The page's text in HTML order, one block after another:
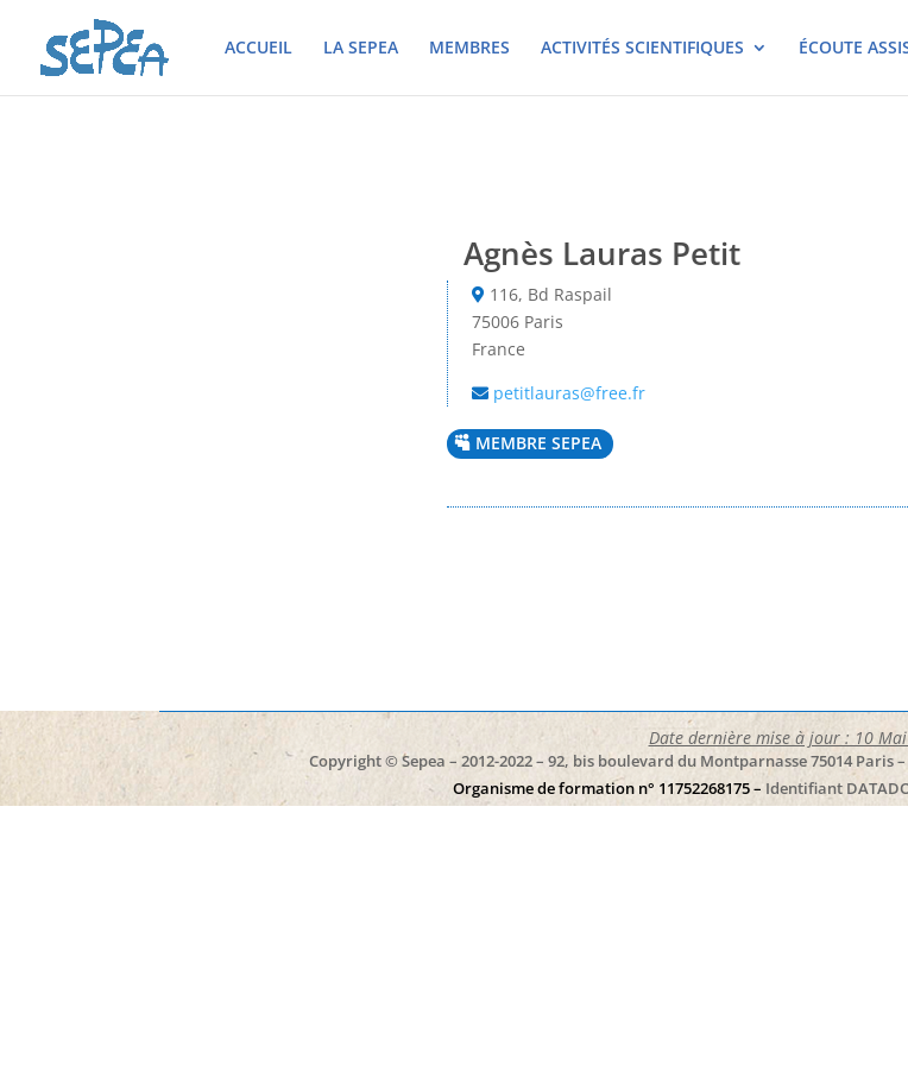
ACCUEIL LA SEPEA MEMBRES ACTIVITÉS SCIENTIFIQUES ÉCOUTE
Agnès Lauras Petit
116, Bd Raspail
75006 Paris
France
petitlauras@free.fr
MEMBRE SEPEA
Date dernière mise à jour : 10
Copyright © Sepea – 2012-2022 – 92, bis boulevard du Montparnasse 75014 Paris –
Organisme de formation n° 11752268175 – Identifiant